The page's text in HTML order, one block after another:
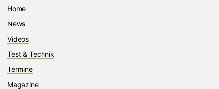
Home
News
Videos
Test & Technik
Termine
Magazine